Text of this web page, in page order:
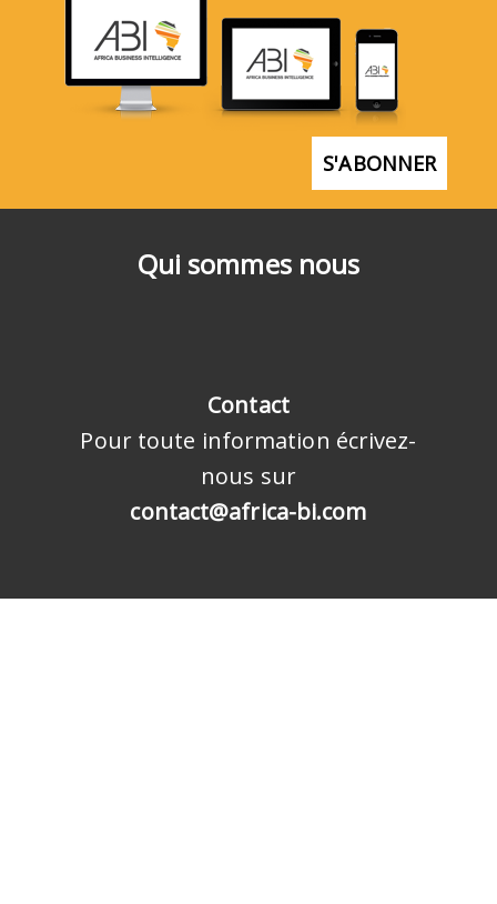
Qui sommes nous
Contact
Pour toute information écrivez-
nous sur
contact@africa-bi.com
S'ABONNER